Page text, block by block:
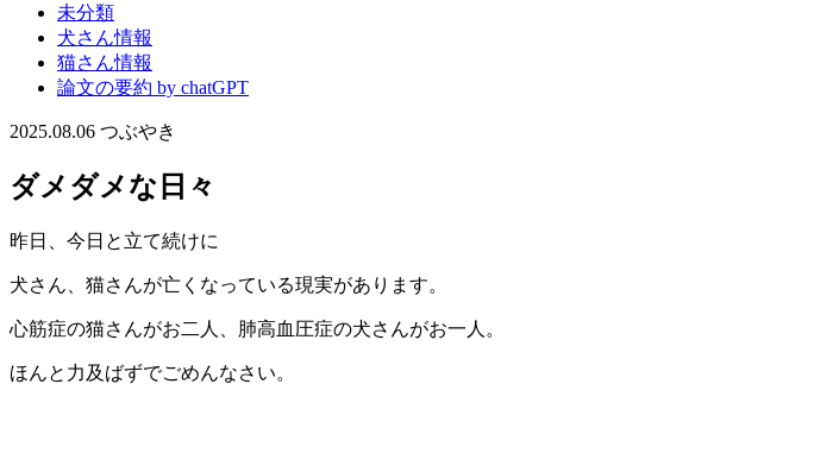
未分類
犬さん情報
猫さん情報
論文の要約 by chatGPT
2025.08.06 つぶやき
ダメダメな日々
昨日、今日と立て続けに
犬さん、猫さんが亡くなっている現実があります。
心筋症の猫さんがお二人、肺高血圧症の犬さんがお一人。
ほんと力及ばずでごめんなさい。